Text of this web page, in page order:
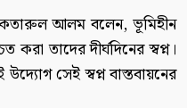
আলম বলেন, ভূমিহীন
তাদের দীর্ঘদিনের স্বপ্ন।
সেই স্বপ্ন বাস্তবায়নের